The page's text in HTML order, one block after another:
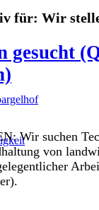
für: Wir
gesucht
Wir suchen
von